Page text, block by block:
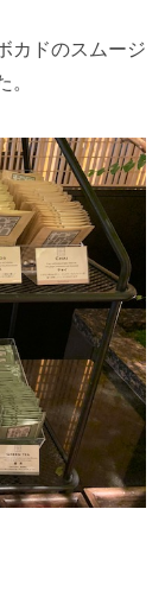
カドのスムージ
。